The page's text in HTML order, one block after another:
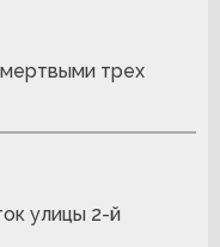
трех
улицы 2-й